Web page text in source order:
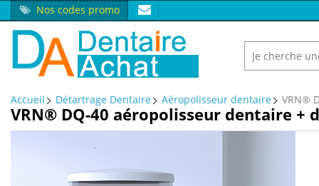
Nos codes promo
Accueil Détartrage Dentaire Aéropolisseur dentaire VRN®
VRN® DQ-40 aéropolisseur dentaire